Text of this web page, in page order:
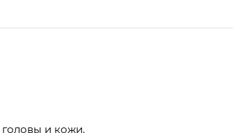
и кожи.